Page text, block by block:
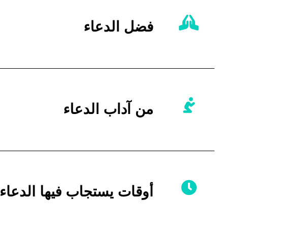
فضل الدعاء
من آداب الدعاء
أوقات يستجاب فيها الدعاء